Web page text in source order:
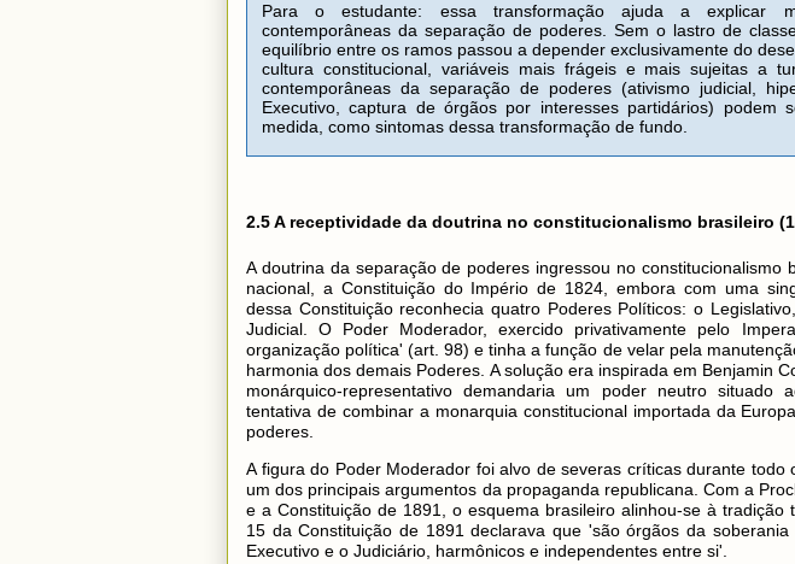
Para o estudante: essa transformação ajuda a explicar
contemporâneas da separação de poderes. Sem o lastro de
equilíbrio entre os ramos passou a depender exclusivamente do
cultura constitucional, variáveis mais frágeis e mais sujeitas a
contemporâneas da separação de poderes (ativismo judicial,
Executivo, captura de órgãos por interesses partidários) podem
medida, como sintomas dessa transformação de fundo.
2.5 A receptividade da doutrina no constitucionalismo brasileiro
A doutrina da separação de poderes ingressou no constitucionalismo
nacional, a Constituição do Império de 1824, embora com uma
dessa Constituição reconhecia quatro Poderes Políticos: o
Judicial. O Poder Moderador, exercido privativamente pelo
organização política' (art. 98) e tinha a função de velar pela
harmonia dos demais Poderes. A solução era inspirada em Benjamin
monárquico-representativo demandaria um poder neutro
tentativa de combinar a monarquia constitucional importada da
poderes.
A figura do Poder Moderador foi alvo de severas críticas durante todo
um dos principais argumentos da propaganda republicana. Com a
e a Constituição de 1891, o esquema brasileiro alinhou-se à tradição
15 da Constituição de 1891 declarava que 'são órgãos da
Executivo e o Judiciário, harmônicos e independentes entre si'.